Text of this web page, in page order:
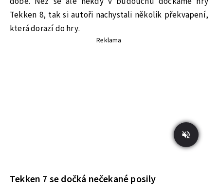
Tekken 8, tak si autoři nachystali několik překvapení,
která dorazí do hry.
Reklama
Tekken 7 se dočká nečekané posily